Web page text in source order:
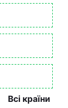
Всі країни